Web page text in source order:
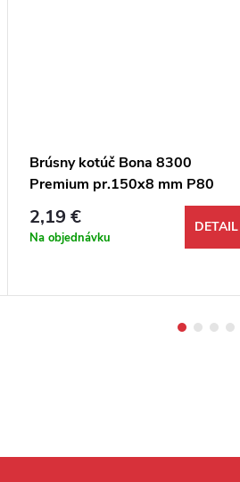
Brúsny kotúč Bona 8300
Premium pr.150x8 mm P80
zirkón+korund modrý,
antistatický, suchý zips
2,19 €
Na objednávku
DETAIL